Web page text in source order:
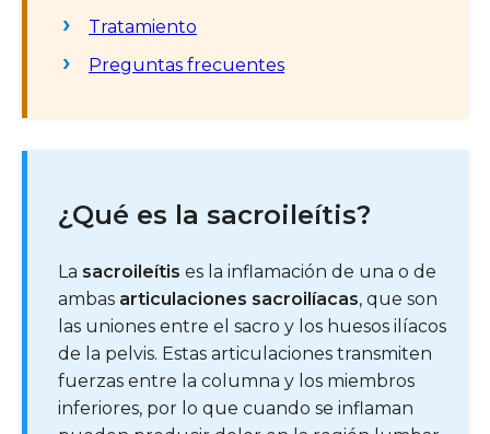
Tratamiento
Preguntas frecuentes
¿Qué es la sacroileítis?
La sacroileítis es la inflamación de una o de
ambas articulaciones sacroilíacas, que son
las uniones entre el sacro y los huesos ilíacos
de la pelvis. Estas articulaciones transmiten
fuerzas entre la columna y los miembros
inferiores, por lo que cuando se inflaman